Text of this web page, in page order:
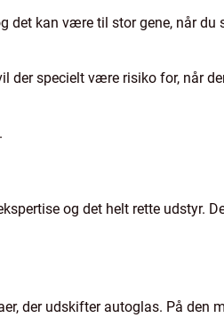
det kan være til stor gene, når du
der specielt være risiko for, når
og det helt rette udstyr.
der udskifter autoglas. På den